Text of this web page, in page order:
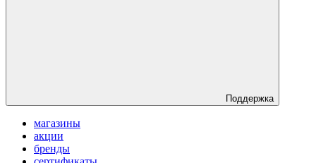
Поддержка
магазины
акции
бренды